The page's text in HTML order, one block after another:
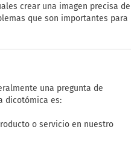
crear una imagen precisa de
que son importantes para
una pregunta de
dicotómica es:
o servicio en nuestro